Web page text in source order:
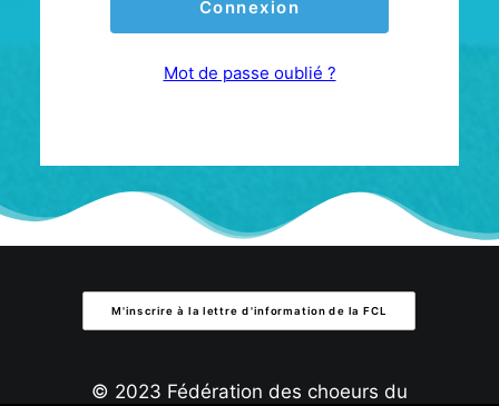
Mot de passe oublié ?
M'inscrire à la lettre d'information de la FCL
© 2023 Fédération des choeurs du